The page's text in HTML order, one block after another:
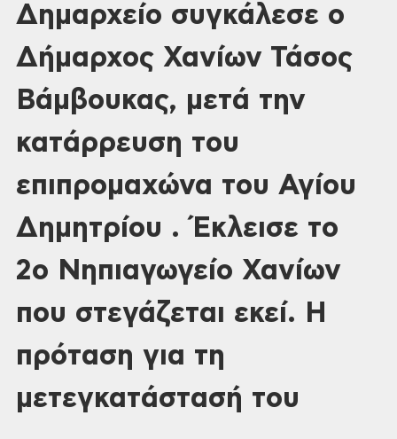
Δημαρχείο συγκάλεσε ο
Δήμαρχος Χανίων Τάσος
Βάμβουκας, μετά την
κατάρρευση του
επιπρομαχώνα του Αγίου
Δημητρίου . Έκλεισε το
2ο Νηπιαγωγείο Χανίων
που στεγάζεται εκεί. Η
πρόταση για τη
μετεγκατάστασή του